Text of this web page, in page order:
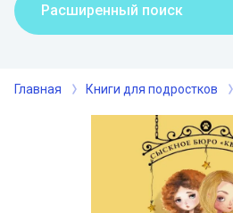
Расширенный поиск
Главная Книги для подростков